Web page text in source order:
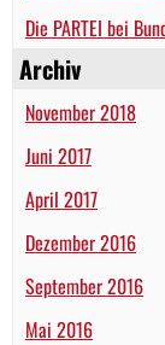
Die PARTEI bei
Archiv
November 2018
Juni 2017
April 2017
Dezember 2016
September 2016
Mai 2016